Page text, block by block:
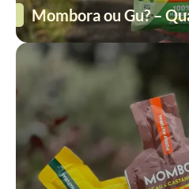
Mombora ou Gu? –